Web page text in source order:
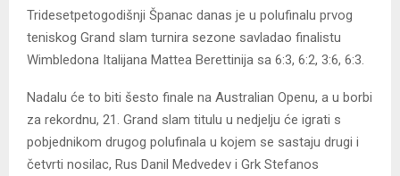
Tridesetpetogodišnji Španac danas je u polufinalu prvog
teniskog Grand slam turnira sezone savladao finalistu
Wimbledona Italijana Mattea Berettinija sa 6:3, 6:2, 3:6, 6:3.
Nadalu će to biti šesto finale na Australian Openu, a u borbi
za rekordnu, 21. Grand slam titulu u nedjelju će igrati s
pobjednikom drugog polufinala u kojem se sastaju drugi i
četvrti nosilac, Rus Danil Medvedev i Grk Stefanos